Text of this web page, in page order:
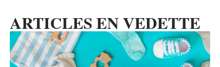
ARTICLES EN VEDETTE